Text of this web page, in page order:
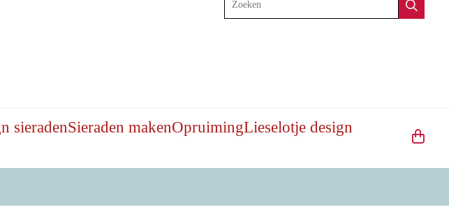
sieradenSieraden makenOpruimingLieselotje design